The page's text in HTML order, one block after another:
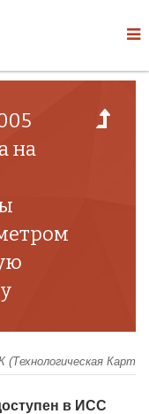
на
(Технологическая Карта)
в ИСС